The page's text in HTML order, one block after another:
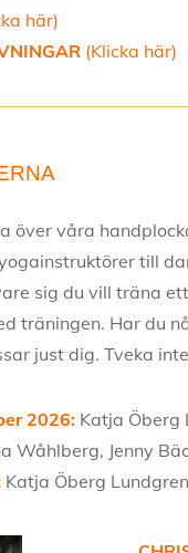
här)
(Klicka här)
över våra
till
sig du vill träna
träningen. Har du
just dig. Tveka
2026: Katja Öberg
Wåhlberg, Jenny
Katja Öberg